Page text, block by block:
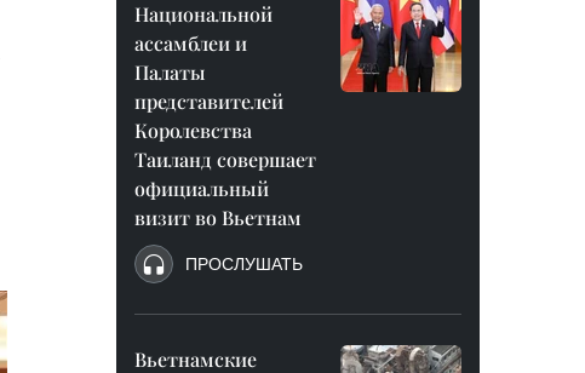
Национальной
ассамблеи и
Палаты
представителей
Королевства
Таиланд совершает
официальный
визит во Вьетнам
ПРОСЛУШАТЬ
Вьетнамские